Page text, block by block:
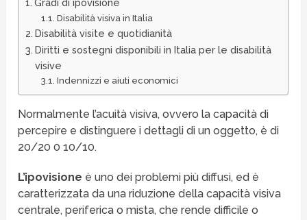
Gradi di ipovisione
Disabilità visiva in Italia
Disabilità visite e quotidianità
Diritti e sostegni disponibili in Italia per le disabilità
visive
Indennizzi e aiuti economici
Normalmente l’acuità visiva, ovvero la capacità di
percepire e distinguere i dettagli di un oggetto, è di
20/20 0 10/10.
L’ipovisione è uno dei problemi più diffusi, ed è
caratterizzata da una riduzione della capacità visiva
centrale, periferica o mista, che rende difficile o